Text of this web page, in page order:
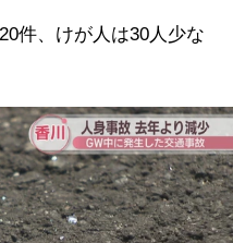
件、けが人は30人少な